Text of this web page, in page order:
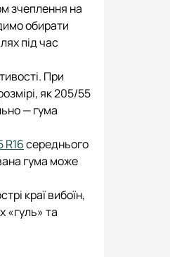
зчеплення на
обирати
під час
При
як 205/55
— гума
R16середнього
гума може
краї вибоїн,
«гуль» та